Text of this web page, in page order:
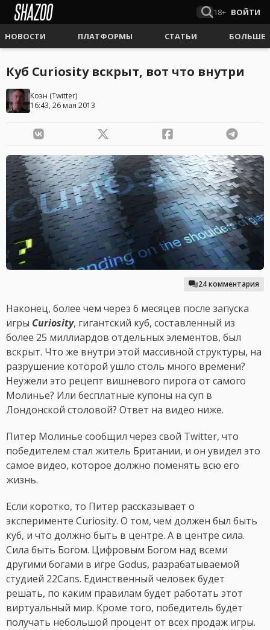
18+ ВОЙТИ
НОВОСТИ ПЛАТФОРМЫ СТАТЬИ БОЛЬШЕ
Куб Curiosity вскрыт, вот что внутри
Коэн (Twitter)
16:43, 26 мая 2013
24 комментария
Наконец, более чем через 6 месяцев после запуска
игры Curiosity, гигантский куб, составленный из
более 25 миллиардов отдельных элементов, был
вскрыт. Что же внутри этой массивной структуры, на
разрушение которой ушло столь много времени?
Неужели это рецепт вишневого пирога от самого
Молинье? Или бесплатные купоны на суп в
Лондонской столовой? Ответ на видео ниже.
Питер Молинье сообщил через свой Twitter, что
победителем стал житель Британии, и он увидел это
самое видео, которое должно поменять всю его
жизнь.
Если коротко, то Питер рассказывает о
эксперименте Curiosity. О том, чем должен был быть
куб, и что должно быть в центре. А в центре сила.
Сила быть Богом. Цифровым Богом над всеми
другими богами в игре Godus, разрабатываемой
студией 22Cans. Единственный человек будет
решать, по каким правилам будет работать этот
виртуальный мир. Кроме того, победитель будет
получать небольшой процент от всех продаж игры.